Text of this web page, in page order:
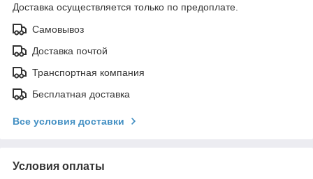
Доставка осуществляется только по предоплате.
Самовывоз
Доставка почтой
Транспортная компания
Бесплатная доставка
Все условия доставки
Условия оплаты